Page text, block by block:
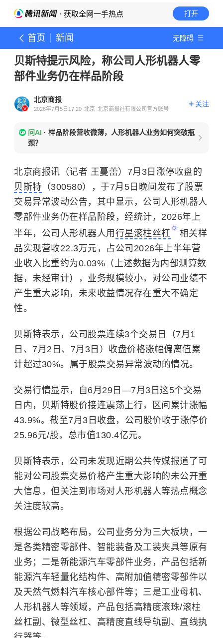
· 获取全网一手热点 打开
首页 新闻 无障碍
贝斯特提示风险，称公司人形机器人零
部件业务仍在样品阶段
北京商报
2026年7月5日17:20 北京 北京商报社有限公司官方账号
关注
问AI · 样品阶段营收微薄，人形机器人业务如何突破瓶
颈？
北京商报讯（记者 王蔓蕾）7月3日涨停收盘的
贝斯特 （300580），于7月5日晚间发布了股票
交易异常波动公告，其中显示，公司人形机器人
零部件业务仍在样品阶段，经统计，2026年上
半年，公司人形机器人用 行星滚柱丝杠
相关样
品实现营收22.3万元，占公司2026年上半年营
业收入比重约为0.03%（上述数据为内部测算数
据，未经审计），业务规模较小，对公司业绩不
产生重大影响，未来收益情况存在重大不确定
性。
贝斯特表示，公司股票连续3个交易日（7月1
日、7月2日、7月3日）收盘价格涨幅偏离值累
计超过30%。属于股票交易异常波动的情况。
交易行情显示，自6月29日—7月3日这5个交易
日内，贝斯特股价接连震荡上行，区间累计涨幅
43.9%。截至7月3日收盘，公司股价收于涨停价
25.96元/股，总市值130.4亿元。
贝斯特表示，公司未发现近期公共传媒报道了可
能对公司股票交易价格产生重大影响的未公开重
大信息，但关注到市场对人形机器人等热点概念
关注度较高。
根据公司战略布局，公司业务分为三大板块，一
是各类精密零部件、智能装备及工装夹具等原有
业务；二是新能源汽车零部件业务，产品包括新
能源汽车轻量化结构件、高附加值精密零部件以
及天然气燃料汽车核心部件等；三是工业母机、
人形机器人等领域，产品包括高精度滚珠/滚柱
丝杠副、微型丝杠、高精度直线导轨副、直线执